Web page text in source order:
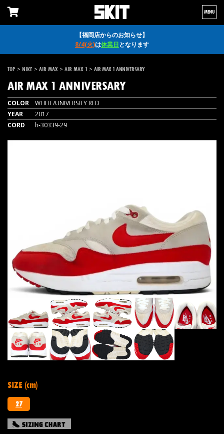
【福岡店からのお知らせ】
8/4(火)は休業日となります
MENU
TOP > NIKE > AIR MAX > AIR MAX 1 > AIR MAX 1 ANNIVERSARY
AIR MAX 1 ANNIVERSARY
COLOR
WHITE/UNIVERSITY RED
YEAR
2017
CORD
h-30339-29
SIZE (cm)
27